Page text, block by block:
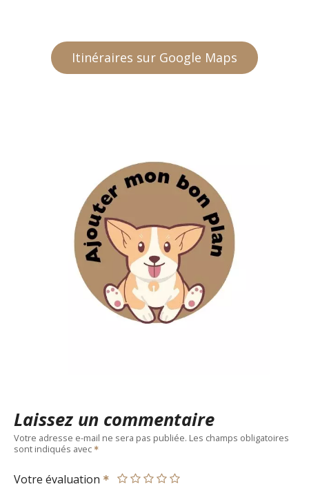
Itinéraires sur Google Maps
Laissez un commentaire
Votre adresse e-mail ne sera pas publiée. Les champs obligatoires
sont indiqués avec
Votre évaluation